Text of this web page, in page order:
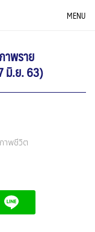
MENU
าพราย
มิ.ย. 63)
พชีวิต